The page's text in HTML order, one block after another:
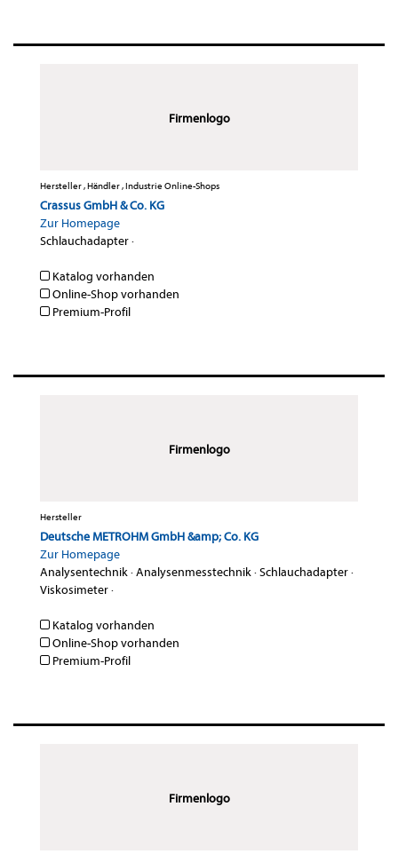
Firmenlogo
Hersteller , Händler , Industrie Online-Shops
Crassus GmbH & Co. KG
Zur Homepage
Schlauchadapter·
Katalog vorhanden
Online-Shop vorhanden
Premium-Profil
Firmenlogo
Hersteller
Deutsche METROHM GmbH &amp; Co. KG
Zur Homepage
Analysentechnik·Analysenmesstechnik·Schlauchadapter·
Viskosimeter·
Katalog vorhanden
Online-Shop vorhanden
Premium-Profil
Firmenlogo